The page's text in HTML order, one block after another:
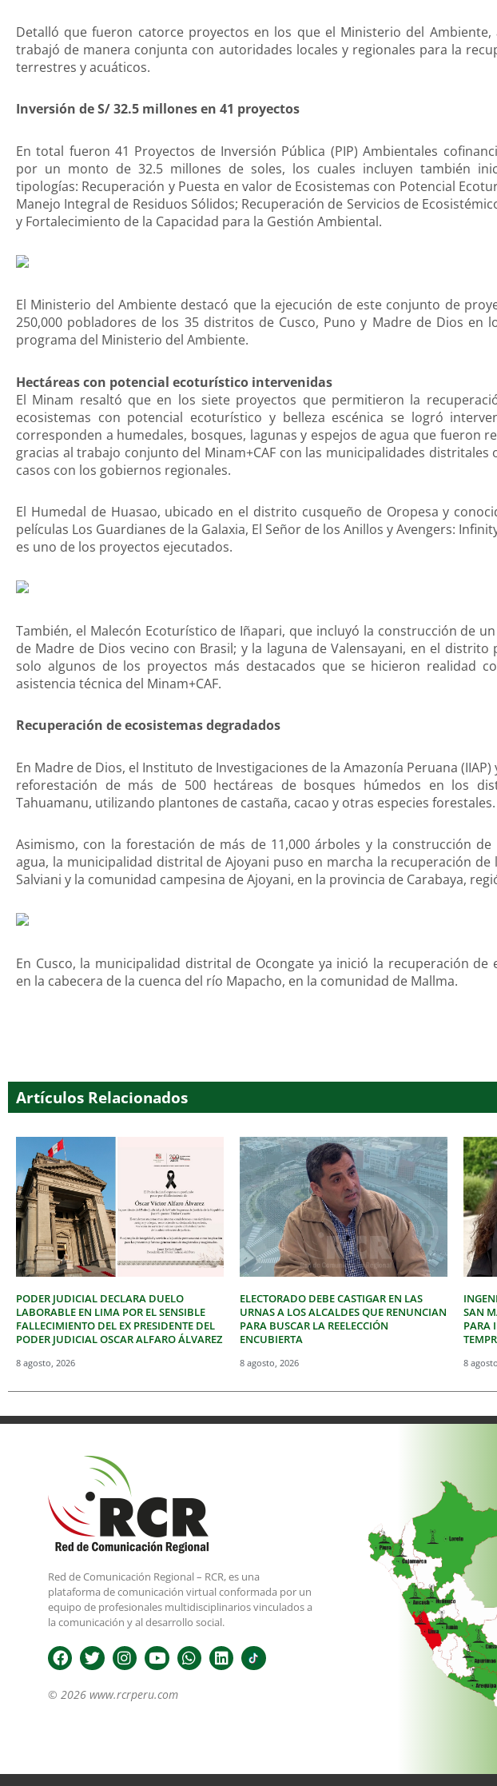
Detalló que fueron catorce proyectos en los que el Ministerio del Ambiente,
trabajó de manera conjunta con autoridades locales y regionales para la
terrestres y acuáticos.
Inversión de S/ 32.5 millones en 41 proyectos
En total fueron 41 Proyectos de Inversión Pública (PIP) Ambientales
por un monto de 32.5 millones de soles, los cuales incluyen también
tipologías: Recuperación y Puesta en valor de Ecosistemas con Potencial
Manejo Integral de Residuos Sólidos; Recuperación de Servicios de
y Fortalecimiento de la Capacidad para la Gestión Ambiental.
El Ministerio del Ambiente destacó que la ejecución de este conjunto de
250,000 pobladores de los 35 distritos de Cusco, Puno y Madre de Dios en
programa del Ministerio del Ambiente.
Hectáreas con potencial ecoturístico intervenidas
El Minam resaltó que en los siete proyectos que permitieron la
ecosistemas con potencial ecoturístico y belleza escénica se logró
corresponden a humedales, bosques, lagunas y espejos de agua que fueron
gracias al trabajo conjunto del Minam+CAF con las municipalidades distritales
casos con los gobiernos regionales.
El Humedal de Huasao, ubicado en el distrito cusqueño de Oropesa y
películas Los Guardianes de la Galaxia, El Señor de los Anillos y Avengers:
es uno de los proyectos ejecutados.
También, el Malecón Ecoturístico de Iñapari, que incluyó la construcción de
de Madre de Dios vecino con Brasil; y la laguna de Valensayani, en el distrito
solo algunos de los proyectos más destacados que se hicieron realidad
asistencia técnica del Minam+CAF.
Recuperación de ecosistemas degradados
En Madre de Dios, el Instituto de Investigaciones de la Amazonía Peruana
reforestación de más de 500 hectáreas de bosques húmedos en los
Tahuamanu, utilizando plantones de castaña, cacao y otras especies forestales.
Asimismo, con la forestación de más de 11,000 árboles y la construcción
agua, la municipalidad distrital de Ajoyani puso en marcha la recuperación de
Salviani y la comunidad campesina de Ajoyani, en la provincia de Carabaya,
En Cusco, la municipalidad distrital de Ocongate ya inició la recuperación de
en la cabecera de la cuenca del río Mapacho, en la comunidad de Mallma.
Artículos Relacionados
PODER JUDICIAL DECLARA DUELO
LABORABLE EN LIMA POR EL SENSIBLE
FALLECIMIENTO DEL EX PRESIDENTE DEL
PODER JUDICIAL OSCAR ALFARO ÁLVAREZ
8 agosto, 2026
ELECTORADO DEBE CASTIGAR EN LAS
URNAS A LOS ALCALDES QUE RENUNCIAN
PARA BUSCAR LA REELECCIÓN
ENCUBIERTA
8 agosto, 2026
SAN
PARA
8
Red de Comunicación Regional – RCR, es una
plataforma de comunicación virtual conformada por un
equipo de profesionales multidisciplinarios vinculados a
la comunicación y al desarrollo social.
© 2026 www.rcrperu.com